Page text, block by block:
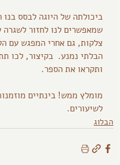
ביכולתה של היוגה לבסס בנו
שמאפשרים לנו לחזור
צלקות, גם אחרי המפגש עם
הבלתי נמנע.  בקיצור, לכו
ותקראו את הספר.
מומלץ ממש! בינתיים
לשיעורים.
הבלוג